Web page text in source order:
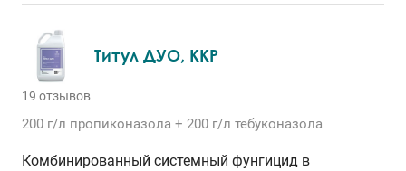
Титул ДУО, ККР
19 отзывов
200 г/л пропиконазола + 200 г/л тебуконазола
Комбинированный системный фунгицид в